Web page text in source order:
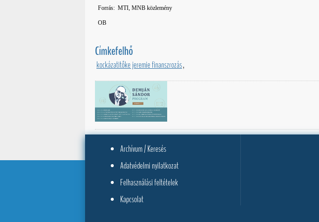
Forrás: MTI, MNB közlemény
OB
Címkefelhő
kockázatitőke jeremie finanszrozás,
Archívum / Keresés
Adatvédelmi nyilatkozat
Felhasználási feltételek
Kapcsolat